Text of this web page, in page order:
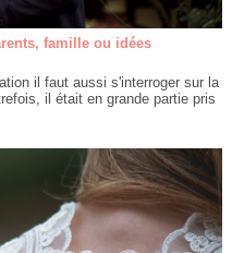
famille ou idées
il faut aussi s'interroger sur la
il était en grande partie pris